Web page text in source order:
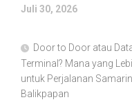
Juli 30, 2026
Door to Door atau
Terminal? Mana yang
untuk Perjalanan
Balikpapan